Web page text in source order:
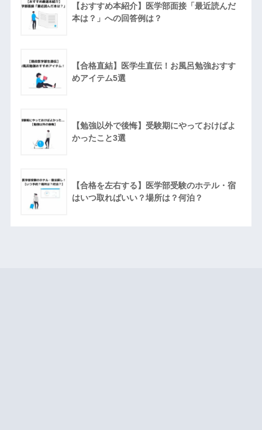
【おすすめ本紹介】医学部面接「最近読んだ
本は？」への回答例は？
【合格直結】医学生直伝！お風呂勉強おすす
めアイテム5選
【勉強以外で後悔】受験期にやっておけばよ
かったこと3選
【合格を左右する】医学部受験のホテル・宿
はいつ取ればいい？場所は？何泊？